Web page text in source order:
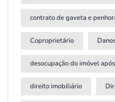
contrato de gaveta e
Coproprietário
desocupação do imóvel
direito imobiliário